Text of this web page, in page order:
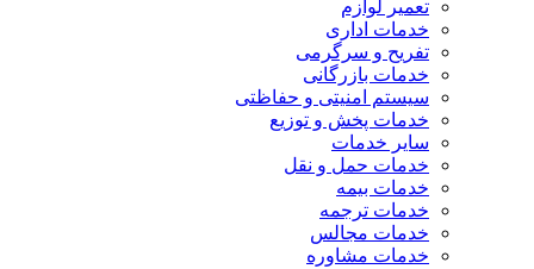
تعمیر لوازم
خدمات اداری
تفریح و سرگرمی
خدمات بازرگانی
سیستم امنیتی و حفاظتی
خدمات پخش و توزیع
سایر خدمات
خدمات حمل و نقل
خدمات بیمه
خدمات ترجمه
خدمات مجالس
خدمات مشاوره